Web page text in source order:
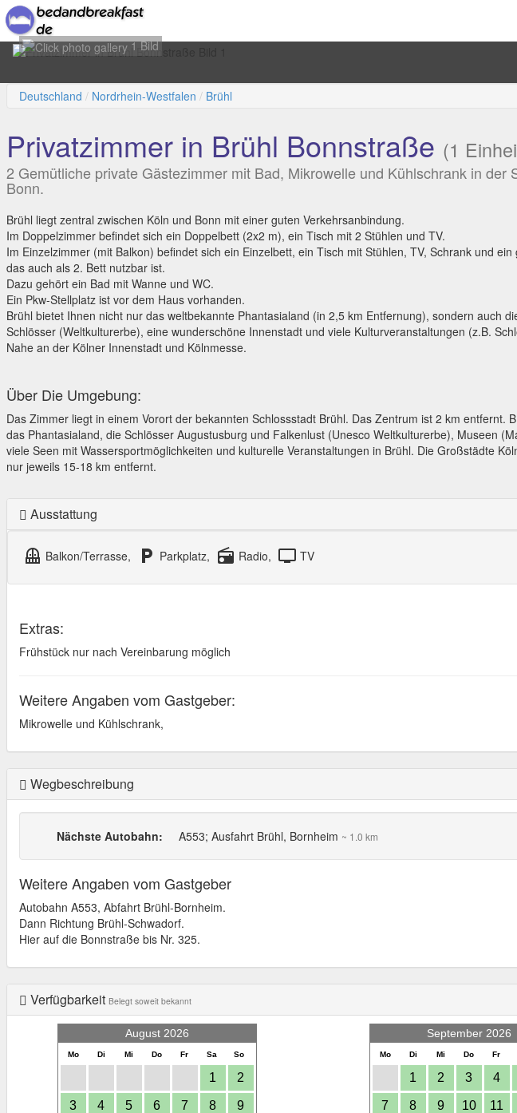
1 Bild
Deutschland Nordrhein-Westfalen Brühl
Privatzimmer in Brühl Bonnstraße (1
2 Gemütliche private Gästezimmer mit Bad, Mikrowelle und Kühlschrank in
Bonn.
Brühl liegt zentral zwischen Köln und Bonn mit einer guten Verkehrsanbindung.
Im Doppelzimmer befindet sich ein Doppelbett (2x2 m), ein Tisch mit 2 Stühlen und TV.
Im Einzelzimmer (mit Balkon) befindet sich ein Einzelbett, ein Tisch mit Stühlen, TV, Schrank und ein
das auch als 2. Bett nutzbar ist.
Dazu gehört ein Bad mit Wanne und WC.
Ein Pkw-Stellplatz ist vor dem Haus vorhanden.
Brühl bietet Ihnen nicht nur das weltbekannte Phantasialand (in 2,5 km Entfernung), sondern auch
Schlösser (Weltkulturerbe), eine wunderschöne Innenstadt und viele Kulturveranstaltungen (z.B.
Nahe an der Kölner Innenstadt und Kölnmesse.
Über Die Umgebung:
Das Zimmer liegt in einem Vorort der bekannten Schlossstadt Brühl. Das Zentrum ist 2 km entfernt.
das Phantasialand, die Schlösser Augustusburg und Falkenlust (Unesco Weltkulturerbe), Museen
viele Seen mit Wassersportmöglichkeiten und kulturelle Veranstaltungen in Brühl. Die Großstädte
nur jeweils 15-18 km entfernt.
Ausstattung
balcony Balkon/Terrasse, local_parking Parkplatz, radio Radio, tv TV
Extras:
Frühstück nur nach Vereinbarung möglich
Weitere Angaben vom Gastgeber:
Mikrowelle und Kühlschrank,
Wegbeschreibung
Nächste Autobahn: A553; Ausfahrt Brühl, Bornheim ~ 1.0 km
Weitere Angaben vom Gastgeber
Autobahn A553, Abfahrt Brühl-Bornheim.
Dann Richtung Brühl-Schwadorf.
Hier auf die Bonnstraße bis Nr. 325.
Verfügbarkeit Belegt soweit bekannt
August 2026
Mo Di Mi Do Fr Sa So
1 2
3 4 5 6 7 8 9
September 2026
Mo Di Mi Do Fr
1 2 3 4
7 8 9 10 11